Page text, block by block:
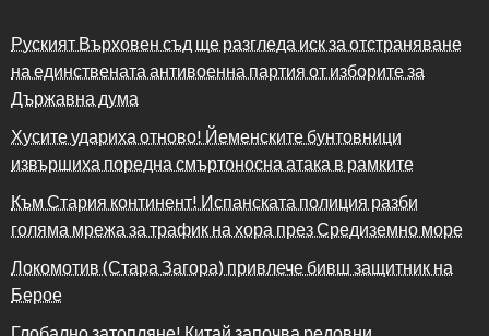
Руският Върховен съд ще разгледа иск за отстраняване
на единствената антивоенна партия от изборите за
Държавна дума
Хусите удариха отново! Йеменските бунтовници
извършиха поредна смъртоносна атака в рамките
Към Стария континент! Испанската полиция разби
голяма мрежа за трафик на хора през Средиземно море
Локомотив (Стара Загора) привлече бивш защитник на
Берое